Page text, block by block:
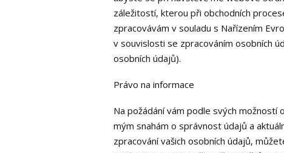
záležitostí, kterou při obchodních
zpracovávám v souladu s Nařízením
v souvislosti se zpracováním osobních
osobních údajů).
Právo na informace
Na požádání vám podle svých možností
mým snahám o správnost údajů a
zpracování vašich osobních údajů,